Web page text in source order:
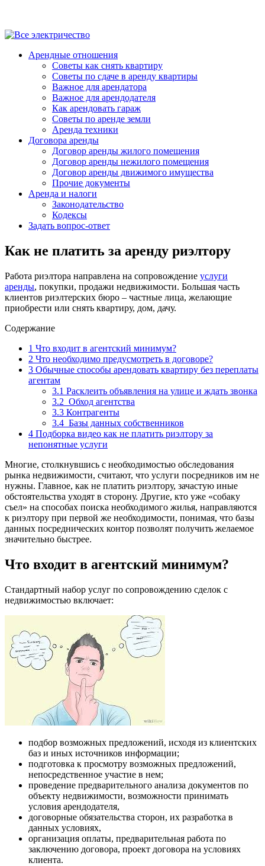
Арендные отношения
Советы как снять квартиру
Советы по сдаче в аренду квартиры
Важное для арендатора
Важное для арендодателя
Как арендовать гараж
Советы по аренде земли
Аренда техники
Договора аренды
Договор аренды жилого помещения
Договор аренды нежилого помещения
Договор аренды движимого имущества
Прочие документы
Аренда и налоги
Законодательство
Кодексы
Задать вопрос-ответ
Как не платить за аренду риэлтору
Работа риэлтора направлена на сопровождение услуги
аренды, покупки, продажи недвижимости. Большая часть
клиентов риэлтерских бюро – частные лица, желающие
приобрести или снять квартиру, дом, дачу.
Содержание
1 Что входит в агентский минимум?
2 Что необходимо предусмотреть в договоре?
3 Обычные способы арендовать квартиру без переплаты
агентам
3.1 Расклеить объявления на улице и ждать звонка
3.2 Обход агентства
3.3 Контрагенты
3.4 Базы данных собственников
4 Подборка видео как не платить риэлтору за
непонятные услуги
Многие, столкнувшись с необходимостью обследования
рынка недвижимости, считают, что услуги посредников им не
нужны. Главное, как не платить риэлтору, зачастую иные
обстоятельства уходят в сторону. Другие, кто уже «собаку
съел» на способах поиска необходимого жилья, направляются
к риэлтору при первой же необходимости, понимая, что базы
данных посреднических контор позволят получить желаемое
значительно быстрее.
Что входит в агентский минимум?
Стандартный набор услуг по сопровождению сделок с
недвижимостью включает:
подбор возможных предложений, исходя из клиентских
баз и иных источников информации;
подготовка к просмотру возможных предложений,
непосредственное участие в нем;
проведение предварительного анализа документов по
объекту недвижимости, возможности принимать
условия арендодателя,
договорные обязательства сторон, их разработка в
данных условиях,
организация оплаты, предварительная работа по
заключению договора, проект договора на условиях
клиента.